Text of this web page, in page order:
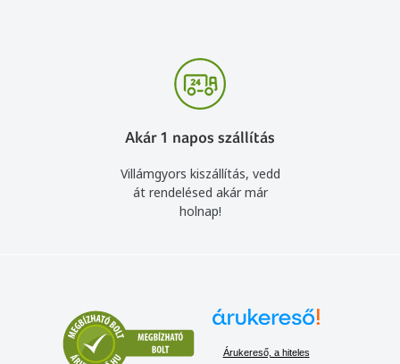
Akár 1 napos szállítás
Villámgyors kiszállítás, vedd
át rendelésed akár már
holnap!
Árukereső, a hiteles